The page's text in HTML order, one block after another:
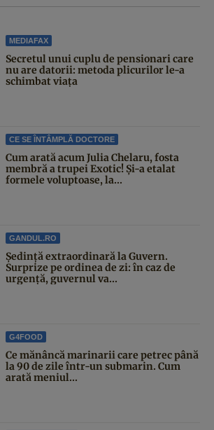
MEDIAFAX
Secretul unui cuplu de pensionari care
nu are datorii: metoda plicurilor le-a
schimbat viața
CE SE ÎNTÂMPLĂ DOCTORE
Cum arată acum Julia Chelaru, fosta
membră a trupei Exotic! Și-a etalat
formele voluptoase, la...
GANDUL.RO
Şedinţă extraordinară la Guvern.
Surprize pe ordinea de zi: în caz de
urgență, guvernul va...
G4FOOD
Ce mănâncă marinarii care petrec până
la 90 de zile într-un submarin. Cum
arată meniul...